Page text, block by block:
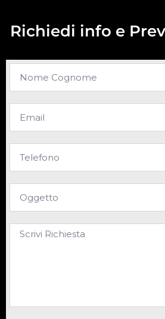
Richiedi info e